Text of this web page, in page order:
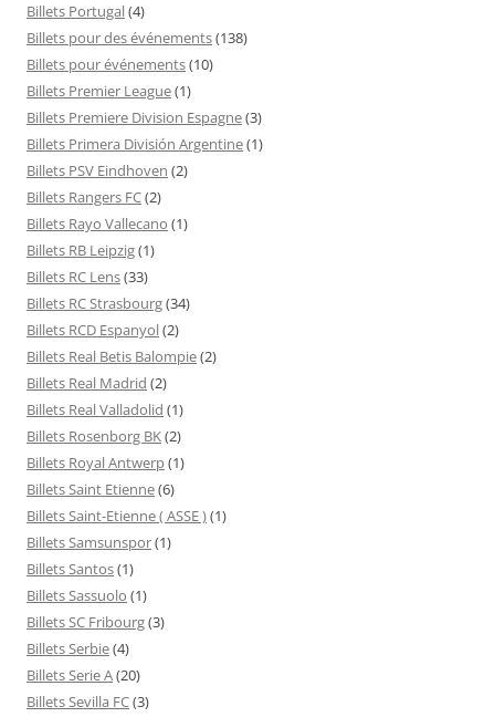
Billets Portugal(4)
Billets pour des événements(138)
Billets pour événements(10)
Billets Premier League(1)
Billets Premiere Division Espagne(3)
Billets Primera División Argentine(1)
Billets PSV Eindhoven (2)
Billets Rangers FC(2)
Billets Rayo Vallecano (1)
Billets RB Leipzig(1)
Billets RC Lens(33)
Billets RC Strasbourg(34)
Billets RCD Espanyol(2)
Billets Real Betis Balompie(2)
Billets Real Madrid (2)
Billets Real Valladolid (1)
Billets Rosenborg BK(2)
Billets Royal Antwerp(1)
Billets Saint Etienne(6)
Billets Saint-Etienne ( ASSE )(1)
Billets Samsunspor(1)
Billets Santos(1)
Billets Sassuolo (1)
Billets SC Fribourg(3)
Billets Serbie(4)
Billets Serie A(20)
Billets Sevilla FC(3)